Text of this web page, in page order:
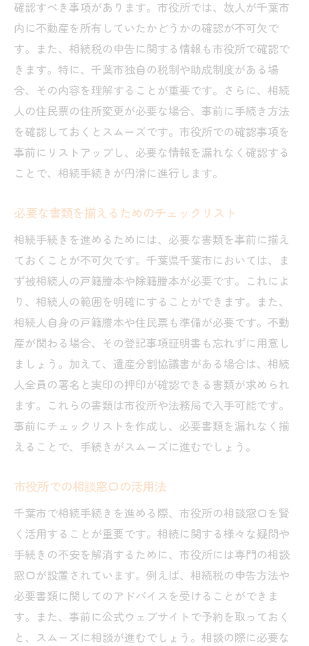
確認すべき事項があります。市役所では、故人が千葉市
内に不動産を所有していたかどうかの確認が不可欠で
す。また、相続税の申告に関する情報も市役所で確認で
きます。特に、千葉市独自の税制や助成制度がある場
合、その内容を理解することが重要です。さらに、相続
人の住民票の住所変更が必要な場合、事前に手続き方法
を確認しておくとスムーズです。市役所での確認事項を
事前にリストアップし、必要な情報を漏れなく確認する
ことで、相続手続きが円滑に進行します。
必要な書類を揃えるためのチェックリスト
相続手続きを進めるためには、必要な書類を事前に揃え
ておくことが不可欠です。千葉県千葉市においては、ま
ず被相続人の戸籍謄本や除籍謄本が必要です。これによ
り、相続人の範囲を明確にすることができます。また、
相続人自身の戸籍謄本や住民票も準備が必要です。不動
産が関わる場合、その登記事項証明書も忘れずに用意し
ましょう。加えて、遺産分割協議書がある場合は、相続
人全員の署名と実印の押印が確認できる書類が求められ
ます。これらの書類は市役所や法務局で入手可能です。
事前にチェックリストを作成し、必要書類を漏れなく揃
えることで、手続きがスムーズに進むでしょう。
市役所での相談窓口の活用法
千葉市で相続手続きを進める際、市役所の相談窓口を賢
く活用することが重要です。相続に関する様々な疑問や
手続きの不安を解消するために、市役所には専門の相談
窓口が設置されています。例えば、相続税の申告方法や
必要書類に関してのアドバイスを受けることができま
す。また、事前に公式ウェブサイトで予約を取っておく
と、スムーズに相談が進むでしょう。相談の際に必要な